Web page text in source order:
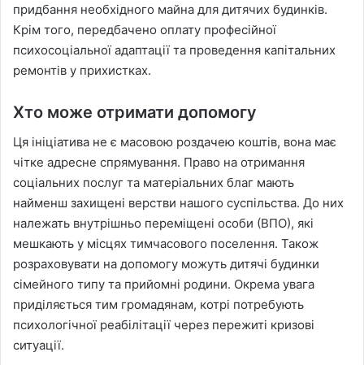
придбання необхідного майна для дитячих будинків.
Крім того, передбачено оплату професійної
психосоціальної адаптації та проведення капітальних
ремонтів у прихистках.
Хто може отримати допомогу
Ця ініціатива не є масовою роздачею коштів, вона має
чітке адресне спрямування. Право на отримання
соціальних послуг та матеріальних благ мають
найменш захищені верстви нашого суспільства. До них
належать внутрішньо переміщені особи (ВПО), які
мешкають у місцях тимчасового поселення. Також
розраховувати на допомогу можуть дитячі будинки
сімейного типу та прийомні родини. Окрема увага
приділяється тим громадянам, котрі потребують
психологічної реабілітації через пережиті кризові
ситуації.